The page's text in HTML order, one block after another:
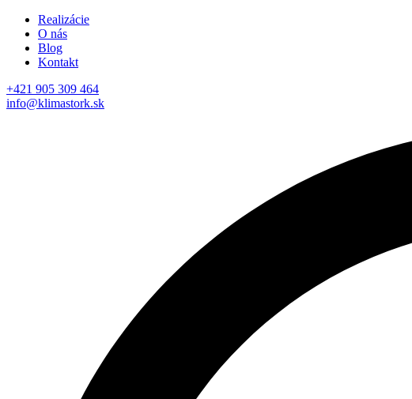
Realizácie
O nás
Blog
Kontakt
+421 905 309 464
info@klimastork.sk